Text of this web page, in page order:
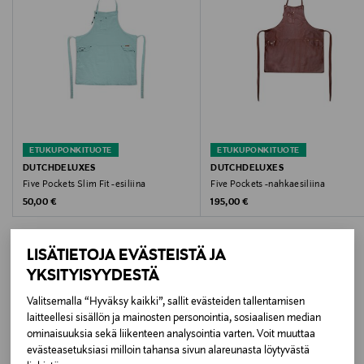
LISÄTIETOJA EVÄSTEISTÄ JA
YKSITYISYYDESTÄ
Valitsemalla “Hyväksy kaikki”, sallit evästeiden tallentamisen
laitteellesi sisällön ja mainosten personointia, sosiaalisen median
ominaisuuksia sekä liikenteen analysointia varten. Voit muuttaa
evästeasetuksiasi milloin tahansa sivun alareunasta löytyvästä
67,4 x 78,5 cm
Valmistusmaa
Valmistajan tuotenumero
AA-CL-CB
Valmistaja
Dutchdeluxes International BV
Valmistajan osoite
Hezerstraat 18, 3950 Bocholt, Belgium
ETUKUPONKITUOTE
DUTCHDELUXES
Five Pockets Slim Fit -esiliina
Original Price
50,00 €
ETUKUPONKITUOTE
DUTCHDELUXES
Five Pockets -nahkaesiliina
Original Price
195,00 €
LISÄÄ KIINNOSTAVIA
TUOTTEITA